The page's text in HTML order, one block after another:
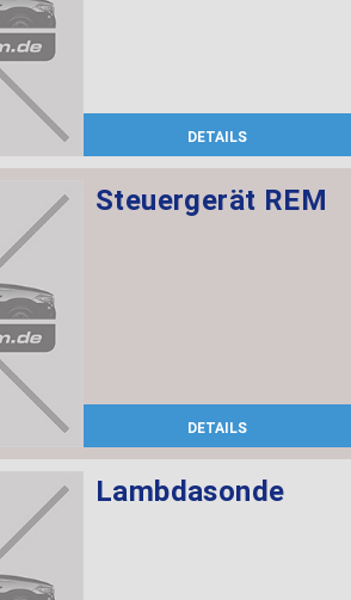
DETAILS
Steuergerät REM
DETAILS
Lambdasonde